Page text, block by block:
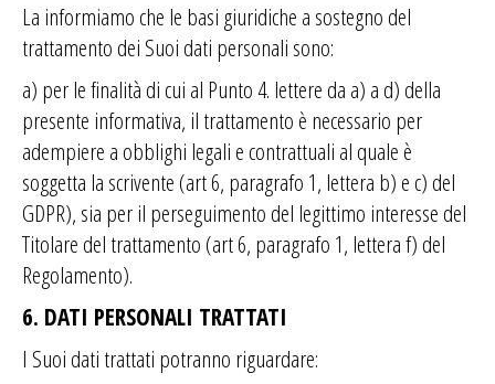
La informiamo che le basi giuridiche a sostegno del
trattamento dei Suoi dati personali sono:
a) per le finalità di cui al Punto 4. lettere da a) a d) della
presente informativa, il trattamento è necessario per
adempiere a obblighi legali e contrattuali al quale è
soggetta la scrivente (art 6, paragrafo 1, lettera b) e c) del
GDPR), sia per il perseguimento del legittimo interesse del
Titolare del trattamento (art 6, paragrafo 1, lettera f) del
Regolamento).
6. DATI PERSONALI TRATTATI
I Suoi dati trattati potranno riguardare: